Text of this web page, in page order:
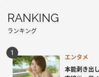
RANKING
ランキング
エンタメ
本能剥き出